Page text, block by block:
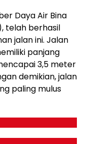
Daya Air Bina
telah berhasil
jalan ini. Jalan
panjang
3,5 meter
demikian, jalan
paling mulus